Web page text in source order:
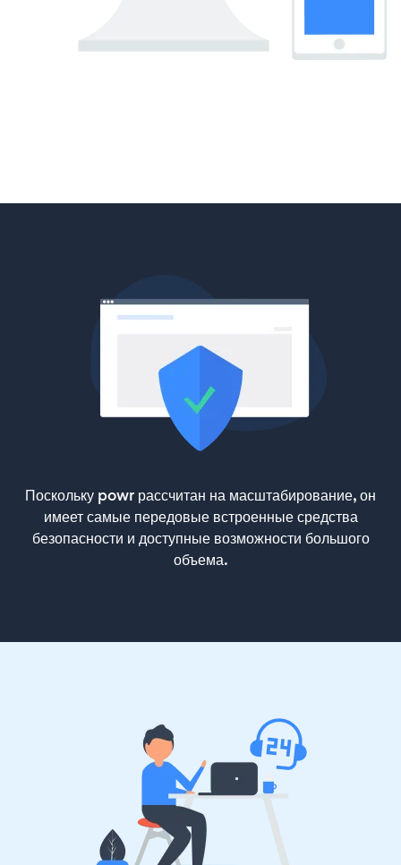
Поскольку powr рассчитан на масштабирование, он
имеет самые передовые встроенные средства
безопасности и доступные возможности большого
объема.